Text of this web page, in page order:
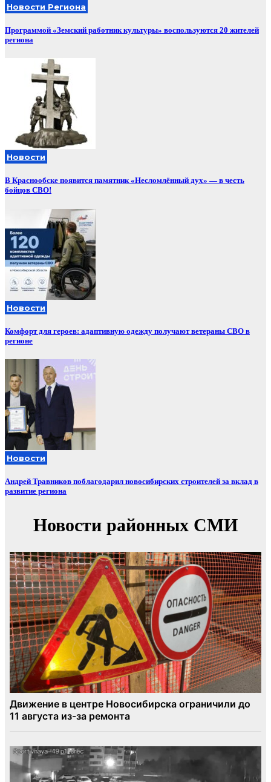
Новости Региона
Программой «Земский работник культуры» воспользуются 20 жителей
региона
Новости
В Краснообске появится памятник «Несломлённый дух» — в честь
бойцов СВО!
Новости
Комфорт для героев: адаптивную одежду получают ветераны СВО в
регионе
Новости
Андрей Травников поблагодарил новосибирских строителей за вклад в
развитие региона